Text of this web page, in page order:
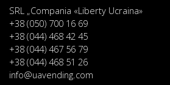
SRL „Compania «Liberty Ucraina»
+38 (050) 700 16 69
+38 (044) 468 42 45
+38 (044) 467 56 79
+38 (044) 468 51 26
info@uavending.com